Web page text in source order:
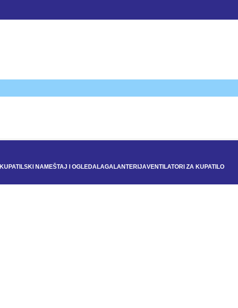
KUPATILSKI NAMEŠTAJ I OGLEDALAGALANTERIJAVENTILATORI ZA KUPATILO